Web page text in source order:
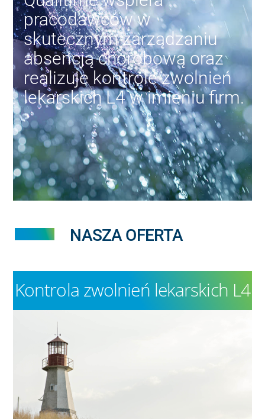
pracodawców w
skutecznym zarządzaniu
absencją chorobową oraz
realizuje kontrole zwolnień
lekarskich L4 w imieniu firm.
NASZA OFERTA
Kontrola zwolnień lekarskich L4